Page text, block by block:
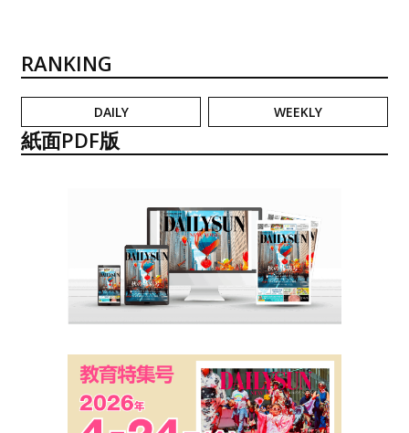
RANKING
DAILY WEEKLY
紙面PDF版